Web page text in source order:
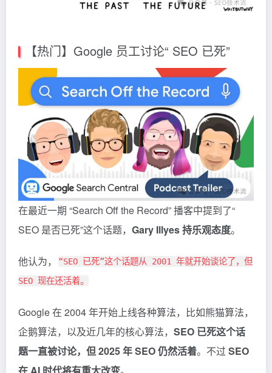
【热门】Google 员工讨论“ SEO 已死”
在最近一期 “Search Off the Record” 播客中提到了“
SEO 是否已死”这个话题， Gary Illyes 持乐观态度。
他认为，
“SEO 已死”这个话题从 2001 年就开始谈论了，但
SEO 现在还活着。
Google 在 2004 年开始上线各种算法，比如熊猫算法，
企鹅算法，以及近几年的核心算法， SEO 已死这个话
题一直被讨论，但 2025 年 SEO 仍然活着。不过 SEO
在 AI 时代将有重大改变。